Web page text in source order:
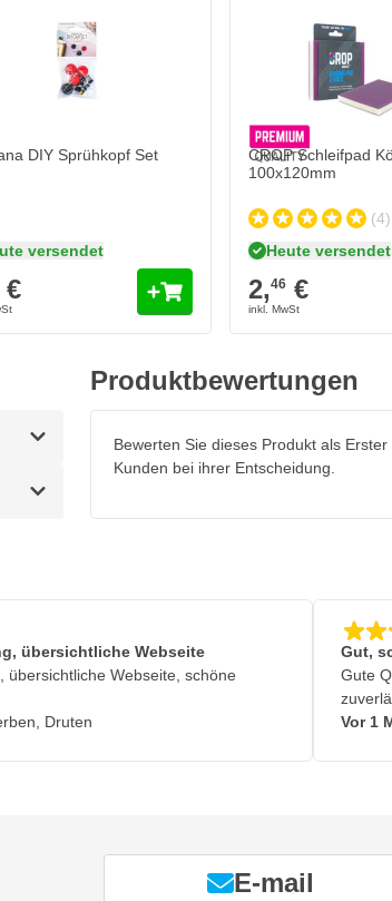
DIY Sprühkopf Set
versendet
€
CROP Schleifpad
100x120mm
(4)
Heute versendet
2,46€
Produktbewertungen
Bewerten Sie dieses Produkt als
Kunden bei ihrer Entscheidung.
übersichtliche Webseite
übersichtliche Webseite, schöne
Druten
Gut,
Gute
Vor 1
E-mail